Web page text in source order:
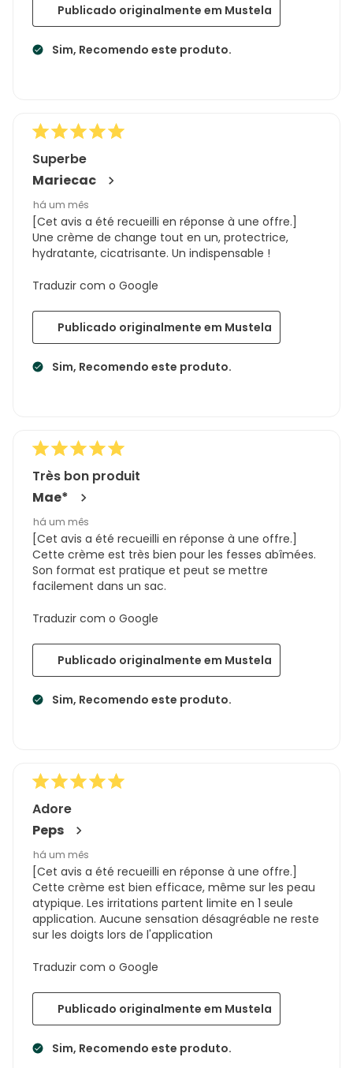
Sim, Recomendo este produto.
Publicado originalmente em Mustela
Superbe
Mariecac
há um mês
[Cet avis a été recueilli en réponse à une offre.]
Une crème de change tout en un, protectrice,
hydratante, cicatrisante. Un indispensable !
Traduzir com o Google
Sim, Recomendo este produto.
Publicado originalmente em Mustela
Très bon produit
Mae*
há um mês
[Cet avis a été recueilli en réponse à une offre.]
Cette crème est très bien pour les fesses abîmées.
Son format est pratique et peut se mettre
facilement dans un sac.
Traduzir com o Google
Sim, Recomendo este produto.
Publicado originalmente em Mustela
Adore
Peps
há um mês
[Cet avis a été recueilli en réponse à une offre.]
Cette crème est bien efficace, même sur les peau
atypique. Les irritations partent limite en 1 seule
application. Aucune sensation désagréable ne reste
sur les doigts lors de l'application
Traduzir com o Google
Sim, Recomendo este produto.
Publicado originalmente em Mustela